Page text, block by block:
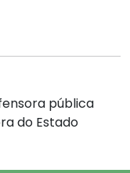
pública
do Estado